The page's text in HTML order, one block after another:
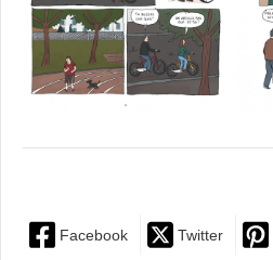
Facebook Twitter